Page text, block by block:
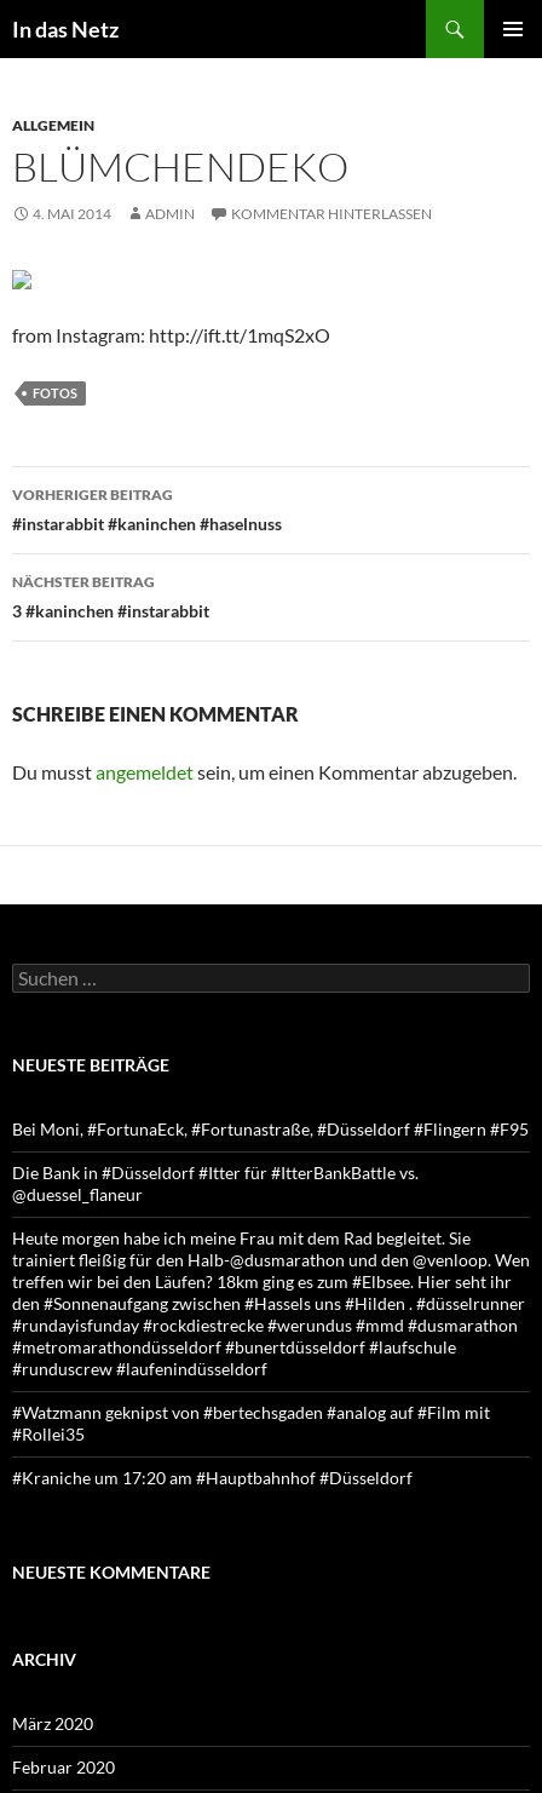
Inhalt
In das Netz
ALLGEMEIN
BLÜMCHENDEKO
4. MAI 2014 ADMIN KOMMENTAR HINTERLASSEN
from Instagram: http://ift.tt/1mqS2xO
FOTOS
Beitragsnavigation
VORHERIGER BEITRAG
#instarabbit #kaninchen #haselnuss
NÄCHSTER BEITRAG
3 #kaninchen #instarabbit
SCHREIBE EINEN KOMMENTAR
Du musstangemeldetsein, um einen Kommentar abzugeben.
Suchen
nach:
NEUESTE BEITRÄGE
Bei Moni, #FortunaEck, #Fortunastraße, #Düsseldorf #Flingern #F95
Die Bank in #Düsseldorf #Itter für #ItterBankBattle vs.
@duessel_flaneur
Heute morgen habe ich meine Frau mit dem Rad begleitet. Sie
trainiert fleißig für den Halb-@dusmarathon und den @venloop. Wen
treffen wir bei den Läufen? 18km ging es zum #Elbsee. Hier seht ihr
den #Sonnenaufgang zwischen #Hassels uns #Hilden . #düsselrunner
#rundayisfunday #rockdiestrecke #werundus #mmd #dusmarathon
#metromarathondüsseldorf #bunertdüsseldorf #laufschule
#runduscrew #laufenindüsseldorf
#Watzmann geknipst von #bertechsgaden #analog auf #Film mit
#Rollei35
#Kraniche um 17:20 am #Hauptbahnhof #Düsseldorf
NEUESTE KOMMENTARE
ARCHIV
März 2020
Februar 2020